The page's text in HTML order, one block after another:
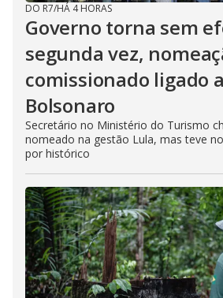
DO R7/HÁ 4 HORAS
Governo torna sem
segunda vez,
comissionado ligado
Bolsonaro
Secretário no Ministério do Turismo
nomeado na gestão Lula, mas teve
por histórico